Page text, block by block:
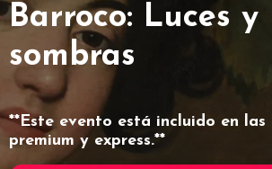
Barroco: Luces y
sombras
**Este evento está incluido en las
premium y express.**